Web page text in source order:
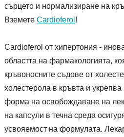
сърцето и нормализиране на
Вземете Cardioferol !
Cardioferol от хипертония -
областта на фармакологията,
кръвоносните съдове от
холестерола в кръвта и
форма на освобождаване на
на капсули в течна среда
усвояемост на формулата.